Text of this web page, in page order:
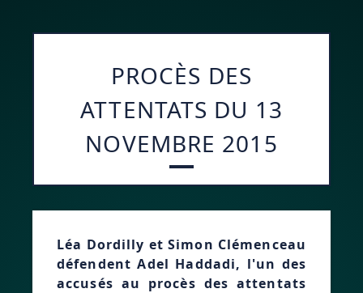
PROCÈS DES
ATTENTATS DU 13
NOVEMBRE 2015
Léa Dordilly et Simon Clémenceau
défendent Adel Haddadi, l'un des
accusés au procès des attentats